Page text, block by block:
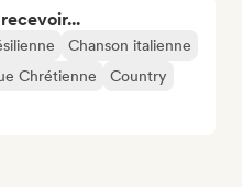
Chanson italienne
Chrétienne
Country